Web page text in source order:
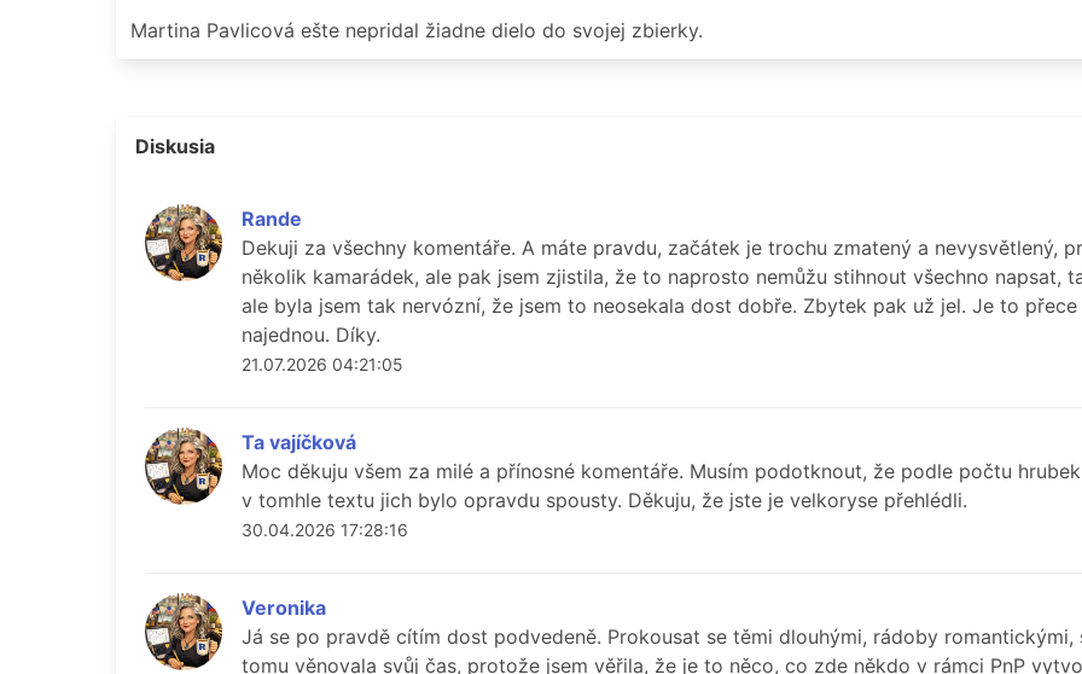
Martina Pavlicová ešte nepridal žiadne dielo do svojej zbierky.
Diskusia
Rande
Dekuji za všechny komentáře. A máte pravdu, začátek je trochu zmatený a nevysvětlený,
několik kamarádek, ale pak jsem zjistila, že to naprosto nemůžu stihnout všechno napsat,
ale byla jsem tak nervózní, že jsem to neosekala dost dobře. Zbytek pak už jel. Je to
najednou. Díky.
21.07.2026 04:21:05
Ta vajíčková
Moc děkuju všem za milé a přínosné komentáře. Musím podotknout, že podle počtu
v tomhle textu jich bylo opravdu spousty. Děkuju, že jste je velkoryse přehlédli.
30.04.2026 17:28:16
Veronika
Já se po pravdě cítím dost podvedeně. Prokousat se těmi dlouhými, rádoby
tomu věnovala svůj čas, protože jsem věřila, že je to něco, co zde někdo v rámci PnP